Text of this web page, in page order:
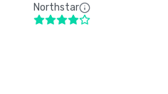
Northstar